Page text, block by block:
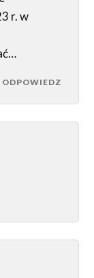
r. w
ODPOWIEDZ